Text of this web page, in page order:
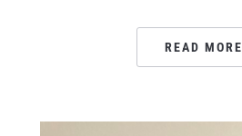
READ MORE